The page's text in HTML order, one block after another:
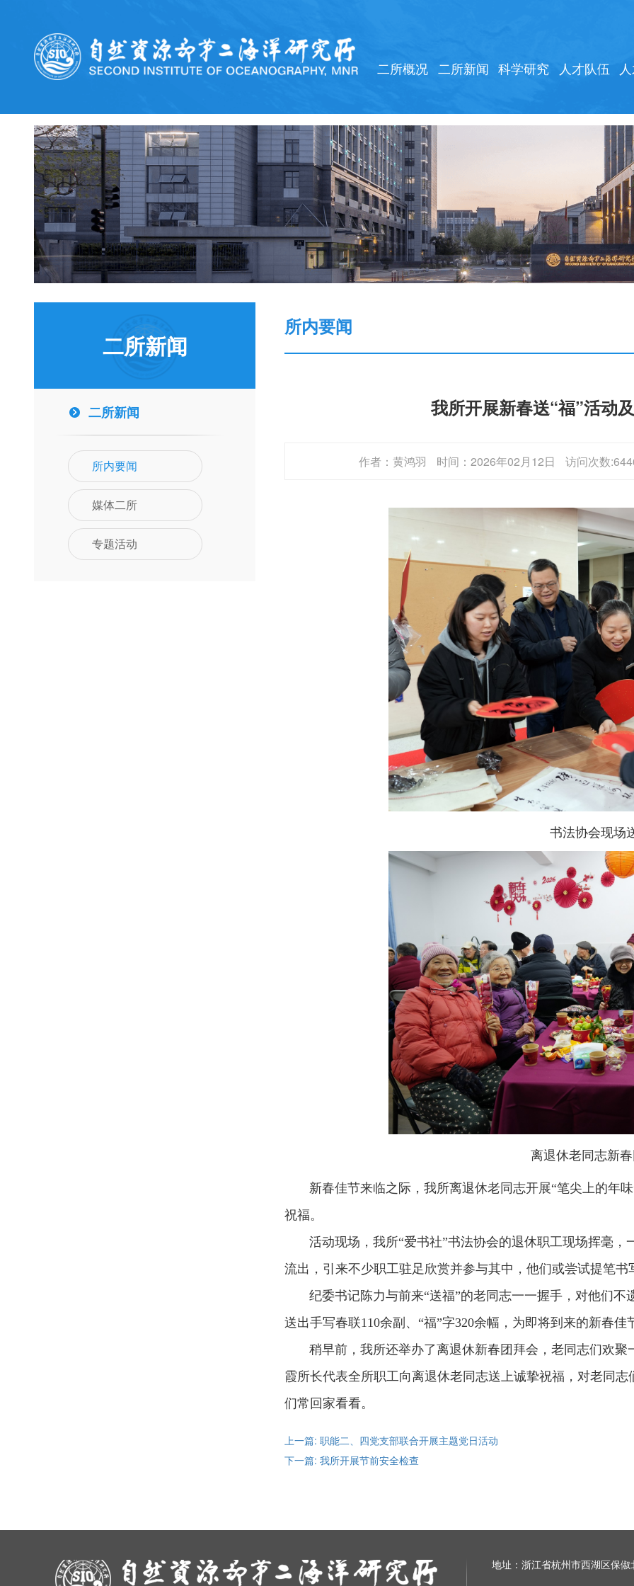
二所概况 二所新闻 科学研究 人才队伍
二所新闻
二所新闻
所内要闻
媒体二所
专题活动
所内要闻
我所开展新春送“福”活动
作者：黄鸿羽 时间：2026年02月12日 访问次数
书法协会现场
离退休老同志新
新春佳节来临之际，我所离退休老同志开展“笔尖上的年
祝福。
活动现场，我所“爱书社”书法协会的退休职工现场挥毫，
流出，引来不少职工驻足欣赏并参与其中，他们或尝试提笔
纪委书记陈力与前来“送福”的老同志一一握手，对他们不
送出手写春联110余副、“福”字320余幅，为即将到来的新春
稍早前，我所还举办了离退休新春团拜会，老同志们欢聚
霞所长代表全所职工向离退休老同志送上诚挚祝福，对老同
们常回家看看。
上一篇: 职能二、四党支部联合开展主题党日活动
下一篇: 我所开展节前安全检查
地址：浙江省杭州市西湖区保俶